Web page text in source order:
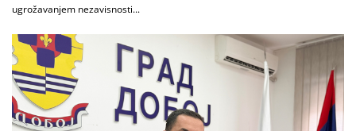
ugrožavanjem nezavisnosti...